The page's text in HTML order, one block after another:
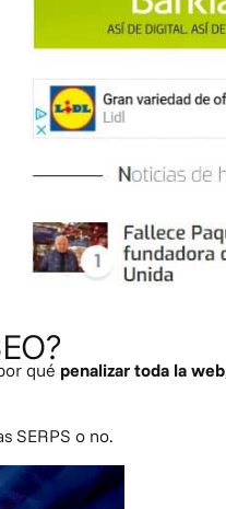
qué penalizar toda la web
SERPS o no.